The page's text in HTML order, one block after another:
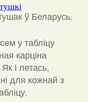
ў Беларусь.
у табліцу
карціна
і летась,
для кожнай з